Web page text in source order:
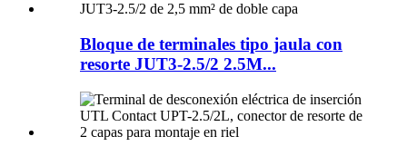
Bloque de terminales tipo jaula con
resorte JUT3-2.5/2 2.5M...